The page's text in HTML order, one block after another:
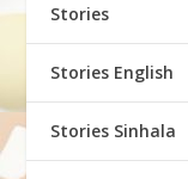
Stories
Stories English
Stories Sinhala